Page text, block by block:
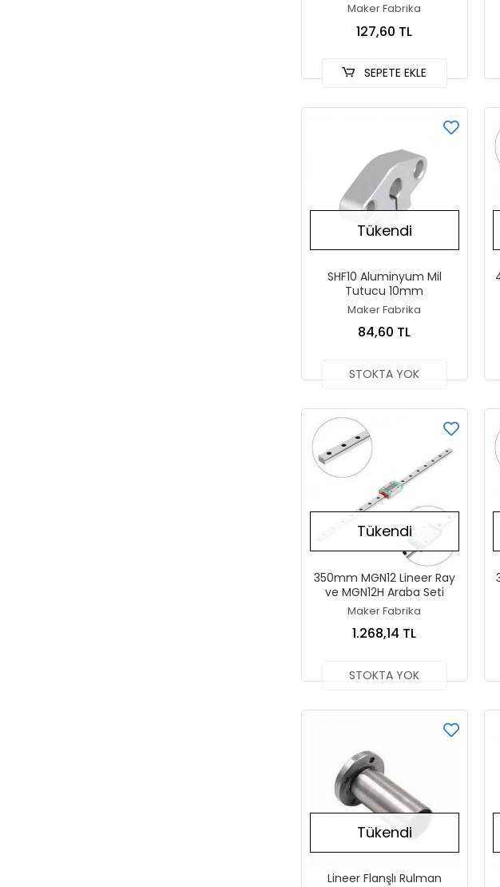
Maker Fabrika
127,60 TL
SEPETE EKLE
Tükendi
SHF10 Aluminyum Mil
Tutucu 10mm
Maker Fabrika
84,60 TL
STOKTA YOK
Tükendi
350mm MGN12 Lineer Ray
ve MGN12H Araba Seti
Maker Fabrika
1.268,14 TL
STOKTA YOK
Tükendi
Lineer Flanşlı Rulman